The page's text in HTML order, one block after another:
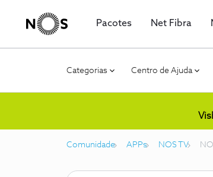
Pacotes Net Fibra
Categorias Centro de Ajuda
Comunidade APPs NOS TV